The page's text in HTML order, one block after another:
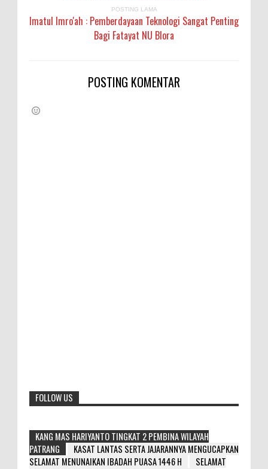
POSTING LAMA
Imatul Imro'ah : Pemberdayaan Teknologi Sangat Penting
Bagi Fatayat NU Blora
POSTING KOMENTAR
FOLLOW US
KANG MAS HARIYANTO TINGKAT 2 PEMBINA WILAYAH
PATRANG
KASAT LANTAS SERTA JAJARANNYA MENGUCAPKAN
SELAMAT MENUNAIKAN IBADAH PUASA 1446 H
SELAMAT